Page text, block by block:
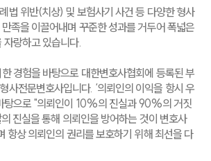
AI대륜
업무사례
례분석/최신동향
법률정보
법률지식인
고객후기
법 위반(치상) 및 보험사기 사건 등 다양한 형사
족을 이끌어내며 꾸준한 성과를 거두어 폭넓은
랑하고 있습니다.
경험을 바탕으로 대한변호사협회에 등록된 부
사전문변호사입니다. ‘의뢰인의 이익을 항시 우
탕으로 "의뢰인이 10%의 진실과 90%의 거짓
진실을 통해 의뢰인을 방어하는 것이 변호사
항상 의뢰인의 권리를 보호하기 위해 최선을 다